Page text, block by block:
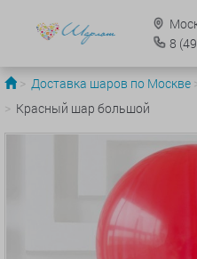
8
Доставка шаров по Москве
Красный шар большой